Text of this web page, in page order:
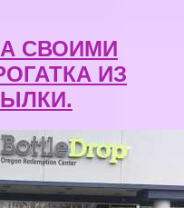
СВОИМИ
ИЗ